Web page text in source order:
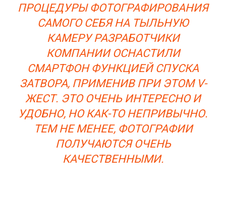
ПРОЦЕДУРЫ ФОТОГРАФИРОВАНИЯ
САМОГО СЕБЯ НА ТЫЛЬНУЮ
КАМЕРУ РАЗРАБОТЧИКИ
КОМПАНИИ ОСНАСТИЛИ
СМАРТФОН ФУНКЦИЕЙ СПУСКА
ЗАТВОРА, ПРИМЕНИВ ПРИ ЭТОМ V-
ЖЕСТ. ЭТО ОЧЕНЬ ИНТЕРЕСНО И
УДОБНО, НО КАК-ТО НЕПРИВЫЧНО.
ТЕМ НЕ МЕНЕЕ, ФОТОГРАФИИ
ПОЛУЧАЮТСЯ ОЧЕНЬ
КАЧЕСТВЕННЫМИ.